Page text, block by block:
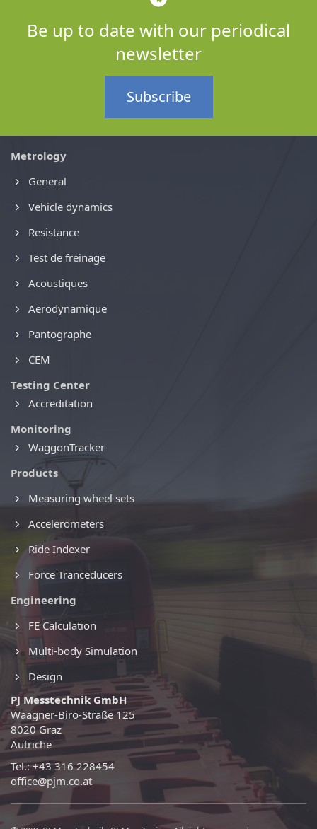
Be up to date with our periodical
newsletter
Subscribe
Metrology
General
Vehicle dynamics
Resistance
Test de freinage
Acoustiques
Aerodynamique
Pantographe
CEM
Testing Center
Accreditation
Monitoring
WaggonTracker
Products
Measuring wheel sets
Accelerometers
Ride Indexer
Force Tranceducers
Engineering
FE Calculation
Multi-body Simulation
Design
PJ Messtechnik GmbH
Waagner-Biro-Straße 125
8020 Graz
Autriche
Tel.: +43 316 228454
office@pjm.co.at